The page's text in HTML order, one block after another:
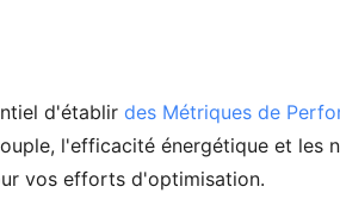
d'établir des Métriques de
l'efficacité énergétique et les
vos efforts d'optimisation.